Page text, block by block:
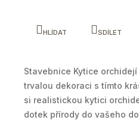
Stavebnice Kytice
trvalou dekoraci s tímto
si realistickou kytici
dotek přírody do vašeho
HLÍDAT SDÍLET